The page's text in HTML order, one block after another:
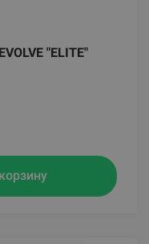
"ELITE"